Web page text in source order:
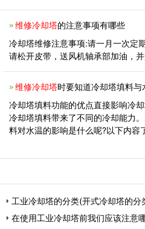
维修冷却塔的注意事项有哪些
冷却塔维修注意事项:请一月一次定
请松开皮带，送风机轴承部加油，
维修冷却塔时要知道冷却塔填料与
冷却塔填料功能的优点直接影响冷
冷却塔填料带来了不同的冷却能力
料对水温的影响是什么呢?以下内容
工业冷却塔的分类(开式冷却塔的分
在使用工业冷却塔前我们应该注意